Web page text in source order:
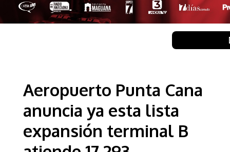
Aeropuerto Punta Cana
anuncia ya esta lista
expansión terminal B